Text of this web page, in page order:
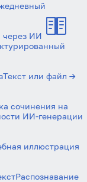
через ИИ
Текст или файл →
сочинения на
ИИ-генерации
иллюстрация
Распознавание